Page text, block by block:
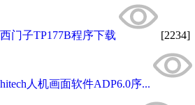
西门子TP177B程序下载 [2234]
hitech人机画面软件ADP6.0序...